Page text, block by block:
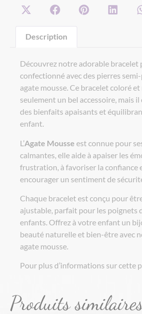
Description
Découvrez notre adorable bracelet
confectionné avec des pierres
agate mousse. Ce bracelet coloré
seulement un bel accessoire, mais
des bienfaits apaisants et
enfant.
L’Agate Mousse est connue pour
calmantes, elle aide à apaiser les
frustration, à favoriser la confiance
encourager un sentiment de
Chaque bracelet est conçu pour
ajustable, parfait pour les poignets
enfants. Offrez à votre enfant un
beauté naturelle et bien-être avec
agate mousse.
Pour plus d’informations sur cette
Produits